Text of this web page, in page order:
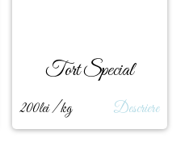
Tort Special
200lei / kg Descriere